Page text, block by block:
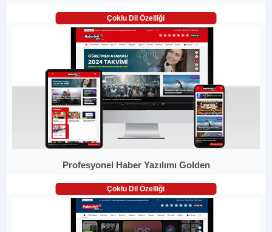
Çoklu Dil Özelliği
Profesyonel Haber Yazılımı Golden
Çoklu Dil Özelliği